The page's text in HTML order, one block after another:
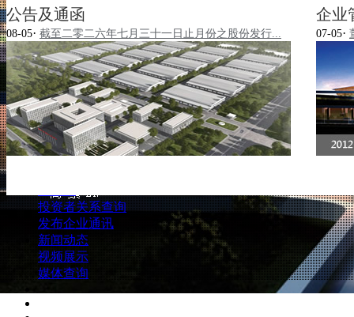
企业管治报告
招股书
投资者关系查询
发布企业通讯
传媒中心
新闻动态
视频展示
媒体查询
人力资源
公告及通函
08-05· 截至二零二六年七月三十一日止月份之股份发行...
企业
07-05·
管理团队
资质荣誉
建设工程承包业务
其他业务
海外业务
精品工程
公司讯息
公告及通函
财务报告
公司推介投影片
投资者关系查询
发布企业通讯
新闻动态
视频展示
媒体查询